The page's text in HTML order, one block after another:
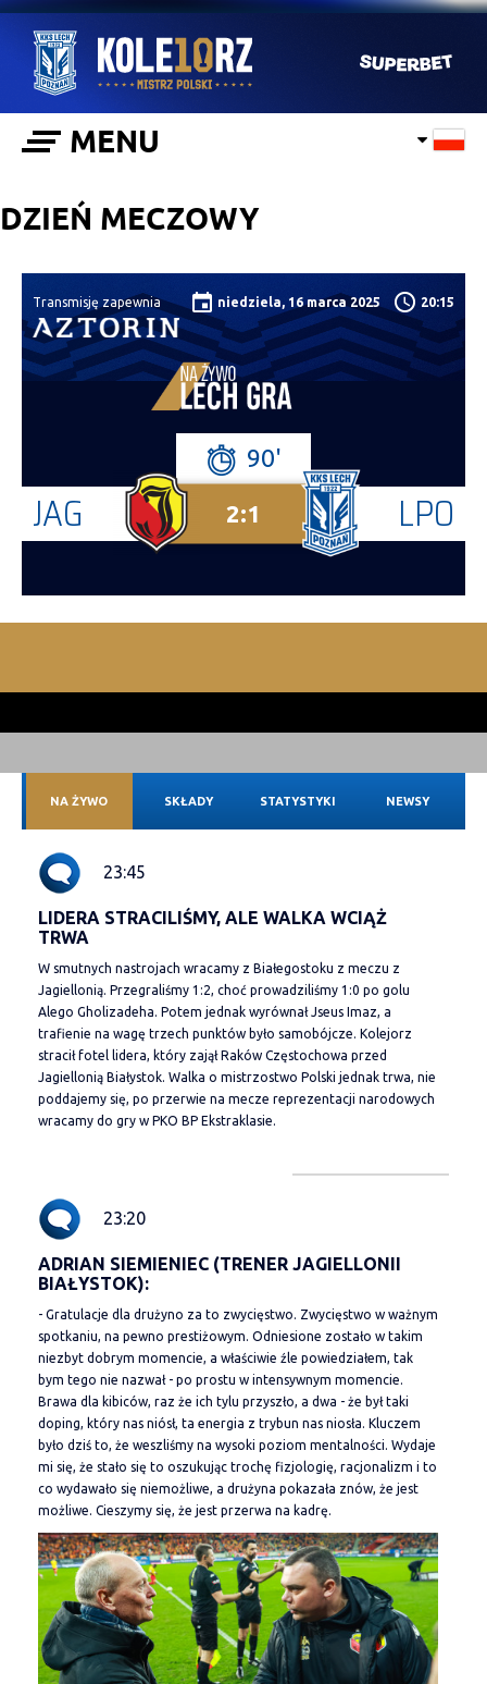
MENU
DZIEŃ MECZOWY
Transmisję zapewnia niedziela, 16 marca 2025 20:15
JAG
90'
2:1 LPO
NA ŻYWO SKŁADY STATYSTYKI NEWSY
23:45
LIDERA STRACILIŚMY, ALE WALKA WCIĄŻ
TRWA
W smutnych nastrojach wracamy z Białegostoku z meczu z
Jagiellonią. Przegraliśmy 1:2, choć prowadziliśmy 1:0 po golu
Alego Gholizadeha. Potem jednak wyrównał Jseus Imaz, a
trafienie na wagę trzech punktów było samobójcze. Kolejorz
stracił fotel lidera, który zajął Raków Częstochowa przed
Jagiellonią Białystok. Walka o mistrzostwo Polski jednak trwa, nie
poddajemy się, po przerwie na mecze reprezentacji narodowych
wracamy do gry w PKO BP Ekstraklasie.
23:20
ADRIAN SIEMIENIEC (TRENER JAGIELLONII
BIAŁYSTOK):
- Gratulacje dla drużyno za to zwycięstwo. Zwycięstwo w ważnym
spotkaniu, na pewno prestiżowym. Odniesione zostało w takim
niezbyt dobrym momencie, a właściwie źle powiedziałem, tak
bym tego nie nazwał - po prostu w intensywnym momencie.
Brawa dla kibiców, raz że ich tylu przyszło, a dwa - że był taki
doping, który nas niósł, ta energia z trybun nas niosła. Kluczem
było dziś to, że weszliśmy na wysoki poziom mentalności. Wydaje
mi się, że stało się to oszukując trochę fizjologię, racjonalizm i to
co wydawało się niemożliwe, a drużyna pokazała znów, że jest
możliwe. Cieszymy się, że jest przerwa na kadrę.